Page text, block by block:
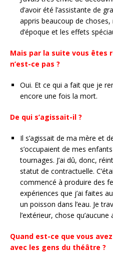
d’avoir été l’assistante de
appris beaucoup de
d’époque et les effets
Mais par la suite vous êtes
n’est-ce pas ?
Oui. Et ce qui a fait que je
encore une fois la mort.
De qui s’agissait-il ?
Il s’agissait de ma mère et
s’occupaient de mes
tournages. J’ai dû, donc,
statut de contractuelle.
commencé à produire des
expériences que j’ai faites
un poisson dans l’eau. Je
l’extérieur, chose
Quand est-ce que vous
avec les gens du théâtre ?